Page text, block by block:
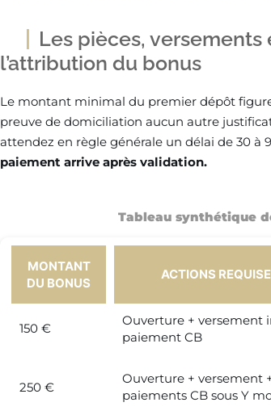
Les pièces,
l’attribution du bonus
Le montant minimal du premier dépôt
preuve de domiciliation aucun autre
attendez en règle générale un délai de 30 à
paiement arrive après validation.
Tableau synthétique
MONTANT
DU BONUS
ACTIONS
150 €
Ouverture + versement
paiement CB
250 €
Ouverture + versement
paiements CB sous Y